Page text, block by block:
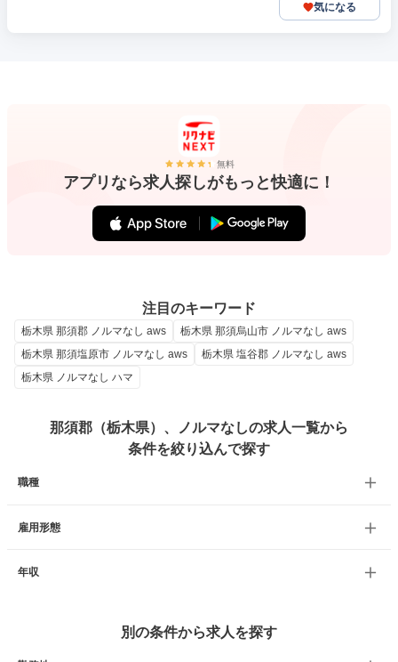
気になる
無料
アプリなら求人探しがもっと快適に！
注目のキーワード
栃木県 那須郡 ノルマなし aws
栃木県 那須烏山市 ノルマなし aws
栃木県 那須塩原市 ノルマなし aws
栃木県 塩谷郡 ノルマなし aws
栃木県 ノルマなし ハマ
那須郡（栃木県）、ノルマなしの求人一覧から
条件を絞り込んで探す
職種
雇用形態
年収
別の条件から求人を探す